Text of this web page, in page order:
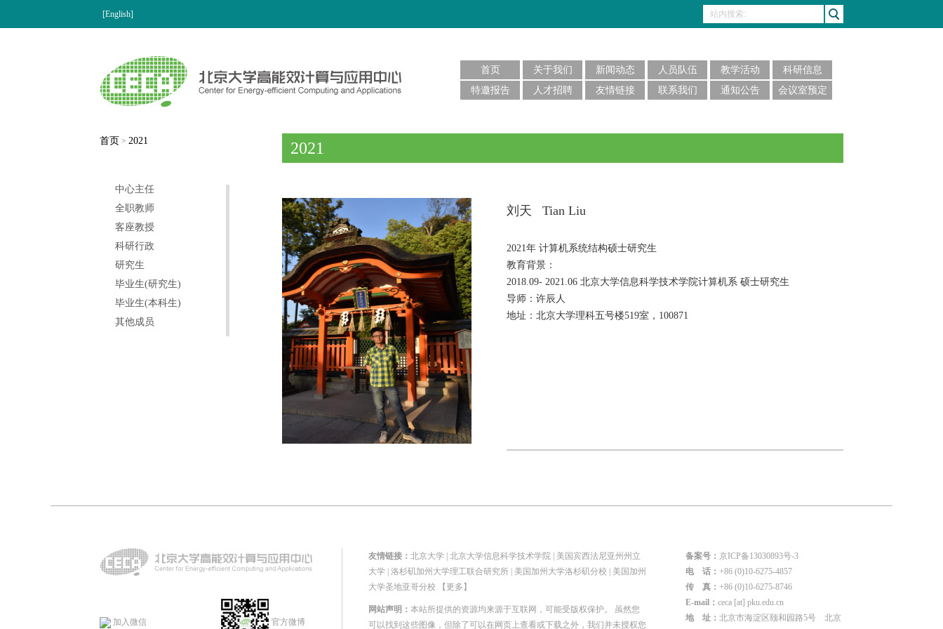
[English]
首页 关于我们 新闻动态 人员队伍 教学活动
科研信息
特邀报告
人才招聘 友情链接 联系我们 通知公告 会议室预定
首页 > 2021
中心主任
全职教师
客座教授
科研行政
研究生
毕业生(研究生)
毕业生(本科生)
其他成员
2021
刘天 Tian Liu
2021年 计算机系统结构硕士研究生
教育背景：
2018.09- 2021.06 北京大学信息科学技术学院计算机系 硕士研究生
导师：许辰人
地址：北京大学理科五号楼519室，100871
加入微信 官方微博
友情链接： 北京大学 北京大学信息科学技术学院
美国宾西法尼亚州州立
大学 洛杉矶加州大学理工联合研究所 美国加州大学洛杉矶分校
美国加州
大学圣地亚哥分校
【更多】
网站声明： 本站所提供的资源均来源于互联网，可能受版权保护。 虽然您
可以找到这些图像，但除了可以在网页上查看或下载之外，我们并未授权您
备案号： 京ICP备13030893号-3
电 话： +86 (0)10-6275-4857
传 真： +86 (0)10-6275-8746
E-mail： ceca [at] pku.edu.cn
地 址： 北京市海淀区颐和园路5号 北京